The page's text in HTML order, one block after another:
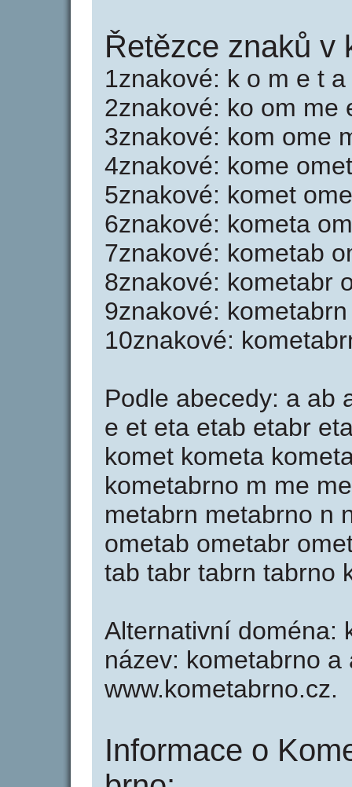
Řetězce znaků v
1znakové: k o m e t
2znakové: ko om me
3znakové: kom ome
4znakové: kome
5znakové: komet
6znakové: kometa
7znakové: kometab
8znakové: kometabr
9znakové:
10znakové:
Podle abecedy: a ab
e et eta etab etabr
komet kometa
kometabrno m me
metabrn metabrno n
ometab ometabr
tab tabr tabrn tabrno
Alternativní doména:
název: kometabrno
www.kometabrno.cz.
Informace o